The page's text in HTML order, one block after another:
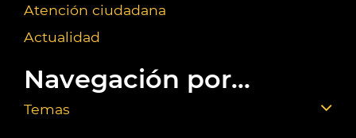
Atención ciudadana
Actualidad
Navegación por...
Temas